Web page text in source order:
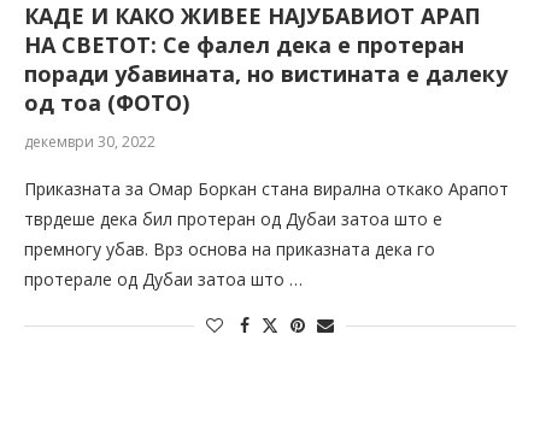
КАДЕ И КАКО ЖИВЕЕ НАЈУБАВИОТ АРАП
НА СВЕТОТ: Се фалел дека е протеран
поради убавината, но вистината е далеку
од тоа (ФОТО)
декември 30, 2022
Приказната за Омар Боркан стана вирална откако Арапот
тврдеше дека бил протеран од Дубаи затоа што е
премногу убав. Врз основа на приказната дека го
протерале од Дубаи затоа што …